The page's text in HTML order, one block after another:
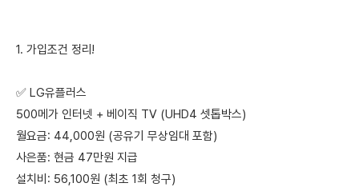
1. 가입조건 정리!
✅ LG유플러스
500메가 인터넷 + 베이직 TV (UHD4 셋톱박스)
월요금: 44,000원 (공유기 무상임대 포함)
사은품: 현금 47만원 지급
설치비: 56,100원 (최초 1회 청구)